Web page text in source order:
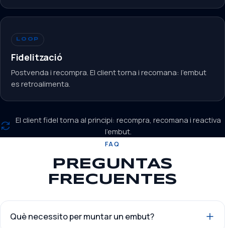
LOOP
Fidelització
Postvenda i recompra. El client torna i recomana: l'embut
es retroalimenta.
El client fidel torna al principi: recompra, recomana i reactiva
l'embut.
FAQ
PREGUNTAS
FRECUENTES
Què necessito per muntar un embut?